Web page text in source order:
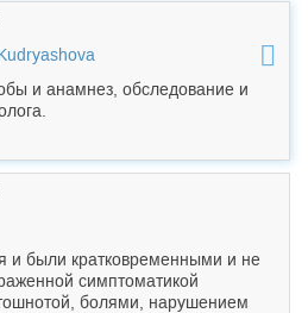
и анамнез, обследование и
и были кратковременными и не
симптоматикой
болями, нарушением